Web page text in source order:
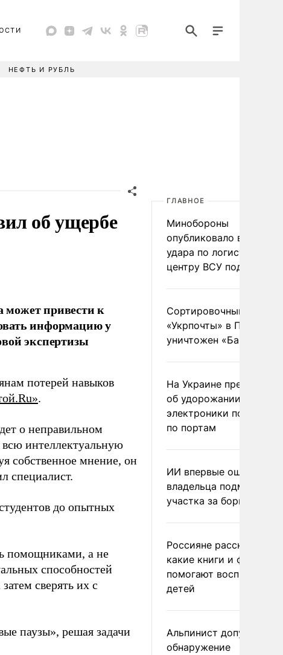
НЕФТЬ И РУБЛЬ
об ущербе
может привести к
информацию у
экспертизы
потерей навыков
.
о неправильном
всю интеллектуальную
собственное мнение, он
специалист.
до опытных
помощниками, а не
способностей
сверять их с
паузы», решая задачи
ГЛАВНОЕ
Минобороны
опубликовало видео
удара по
центру ВСУ под Киевом
Сортировочный пункт
«Укрпочты» в
уничтожен
На Украине
об удорожании
электроники после
по портам
ИИ впервые
владельца
участка за борщевик
Россияне рассказали,
какие книги и фильмы
помогают воспитывать
детей
Альпинист допустил
обнаружение